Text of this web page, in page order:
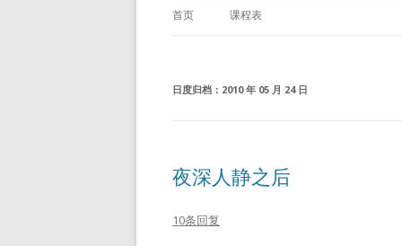
首页 课程表
日度归档： 2010 年 05 月 24 日
夜深人静之后
10条回复